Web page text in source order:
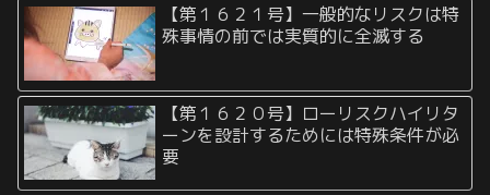
【第１６２１号】一般的なリスクは特
殊事情の前では実質的に全滅する
【第１６２０号】ローリスクハイリタ
ーンを設計するためには特殊条件が必
要